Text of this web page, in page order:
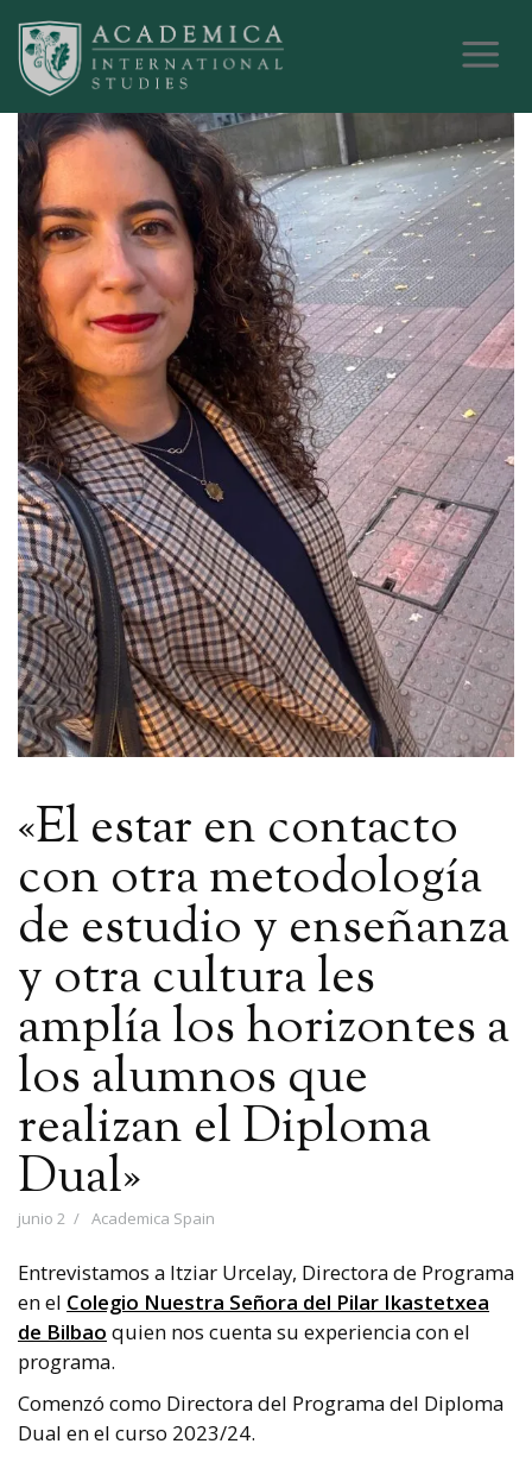
«El estar en contacto
con otra metodología
de estudio y enseñanza
y otra cultura les
amplía los horizontes a
los alumnos que
realizan el Diploma
Dual»
junio 2 Academica Spain
Entrevistamos a Itziar Urcelay, Directora de Programa
en el Colegio Nuestra Señora del Pilar Ikastetxea
de Bilbao quien nos cuenta su experiencia con el
programa.
Comenzó como Directora del Programa del Diploma
Dual en el curso 2023/24.